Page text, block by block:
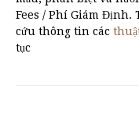
Fees / Phí Giám Định.
cứu thông tin các
tục